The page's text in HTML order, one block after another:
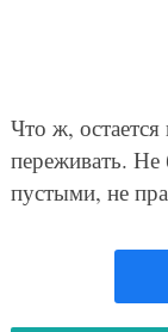
Что ж, остается
переживать. Не
пустыми, не